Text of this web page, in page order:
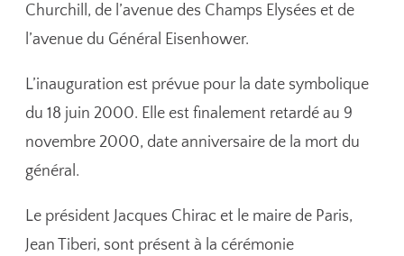
Churchill, de l’avenue des Champs Elysées et de
l’avenue du Général Eisenhower.
L’inauguration est prévue pour la date symbolique
du 18 juin 2000. Elle est finalement retardé au 9
novembre 2000, date anniversaire de la mort du
général.
Le président Jacques Chirac et le maire de Paris,
Jean Tiberi, sont présent à la cérémonie